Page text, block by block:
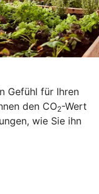
Gefühl für Ihren
den CO2-Wert
wie Sie ihn